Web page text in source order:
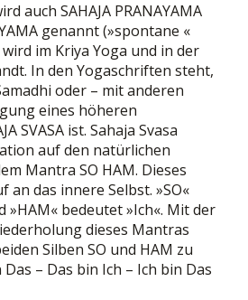
auch SAHAJA PRANAYAMA
genannt (»spontane «
im Kriya Yoga und in der
In den Yogaschriften steht,
oder – mit anderen
eines höheren
SVASA ist. Sahaja Svasa
auf den natürlichen
Mantra SO HAM. Dieses
an das innere Selbst. »SO«
»HAM« bedeutet »Ich«. Mit der
dieses Mantras
Silben SO und HAM zu
– Das bin Ich – Ich bin Das